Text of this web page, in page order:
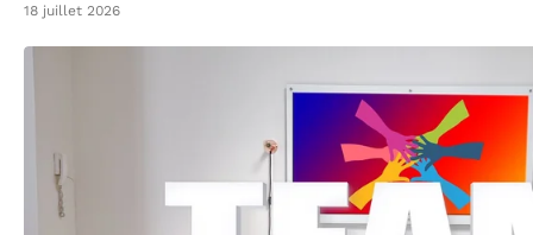
18 juillet 2026